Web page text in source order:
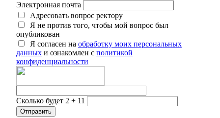
Электронная почта
Адресовать вопрос ректору
Я не против того, чтобы мой вопрос был
опубликован
Я согласен на обработку моих персональных
данных и ознакомлен с политикой
конфиденциальности
Сколько будет 2 + 11